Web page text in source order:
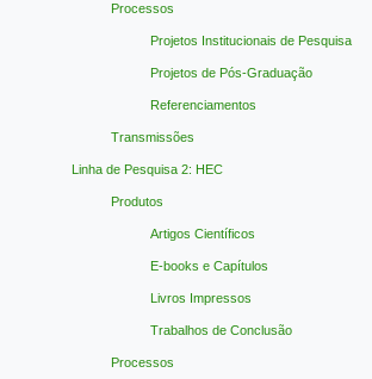
Processos
Projetos Institucionais de Pesquisa
Projetos de Pós-Graduação
Referenciamentos
Transmissões
Linha de Pesquisa 2: HEC
Produtos
Artigos Científicos
E-books e Capítulos
Livros Impressos
Trabalhos de Conclusão
Processos